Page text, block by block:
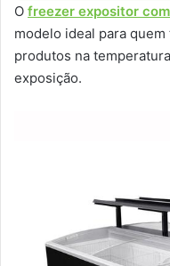
O freezer expositor
modelo ideal para
produtos na
exposição.